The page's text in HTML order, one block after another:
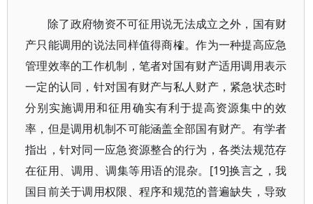
除了政府物资不可征用说无法成立之外，国有财
产只能调用的说法同样值得商榷。作为一种提高应急
管理效率的工作机制，笔者对国有财产适用调用表示
一定的认同，针对国有财产与私人财产，紧急状态时
分别实施调用和征用确实有利于提高资源集中的效
率，但是调用机制不可能涵盖全部国有财产。有学者
指出，针对同一应急资源整合的行为，各类法规范存
在征用、调用、调集等用语的混杂。[19]换言之，我
国目前关于调用权限、程序和规范的普遍缺失，导致